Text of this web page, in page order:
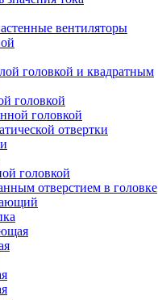
вентиляторы
головкой и квадратным
головкой
головкой
отвертки
головкой
отверстием в головке